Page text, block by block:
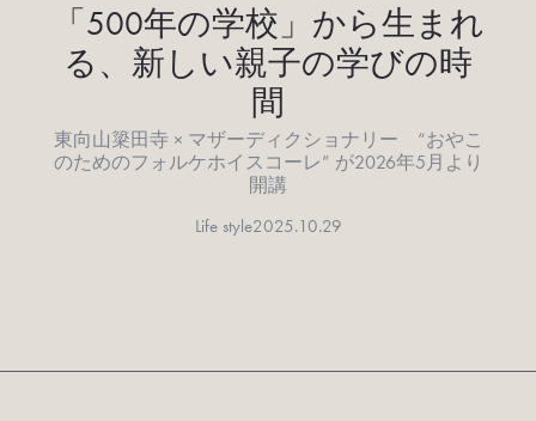
「500年の学校」から生まれ
る、新しい親子の学びの時
間
東向山簗田寺 × マザーディクショナリー “おやこ
のためのフォルケホイスコーレ” が2026年5月より
開講
Life style2025.10.29